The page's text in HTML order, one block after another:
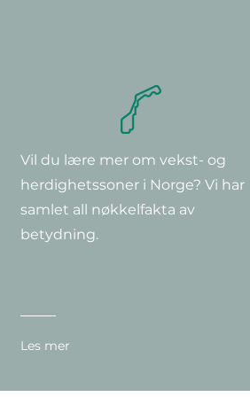
Hurtigvisning
Clematis montana 'Rubens'
Pris
379,00 kr
Hurtigvisning
Clematis ‘Multi Blue’
Pris
349,00 kr
Hurtigvisning
Clematis 'Super Nova'
Pris
299,00 kr
Vil du lære mer om vekst- og
herdighetssoner i Norge? Vi har
samlet all nøkkelfakta av
betydning.
Les mer